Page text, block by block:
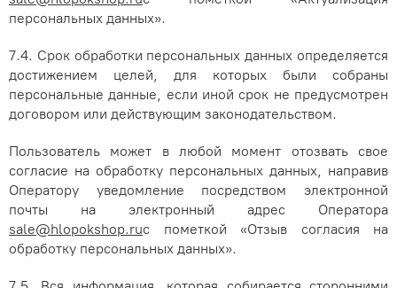
персональных данных».
7.4. Срок обработки персональных данных определяется
достижением целей, для которых были собраны
персональные данные, если иной срок не предусмотрен
договором или действующим законодательством.
Пользователь может в любой момент отозвать свое
согласие на обработку персональных данных, направив
Оператору уведомление посредством электронной
почты на электронный адрес Оператора
sale@hlopokshop.ruс пометкой «Отзыв согласия на
обработку персональных данных».